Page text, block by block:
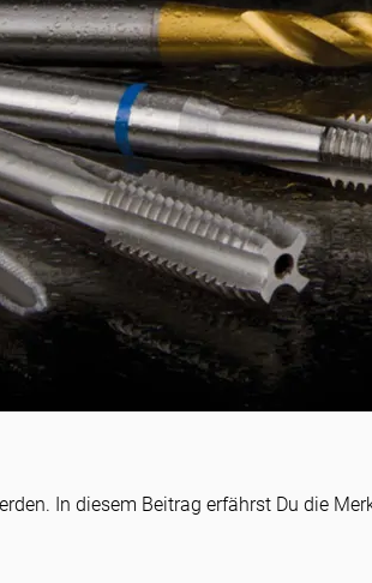
In diesem Beitrag erfährst Du die